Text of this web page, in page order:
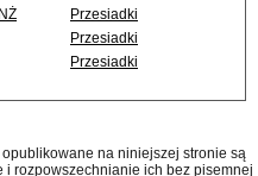
Przesiadki
Przesiadki
Przesiadki
opublikowane na niniejszej stronie są
rozpowszechnianie ich bez pisemnej